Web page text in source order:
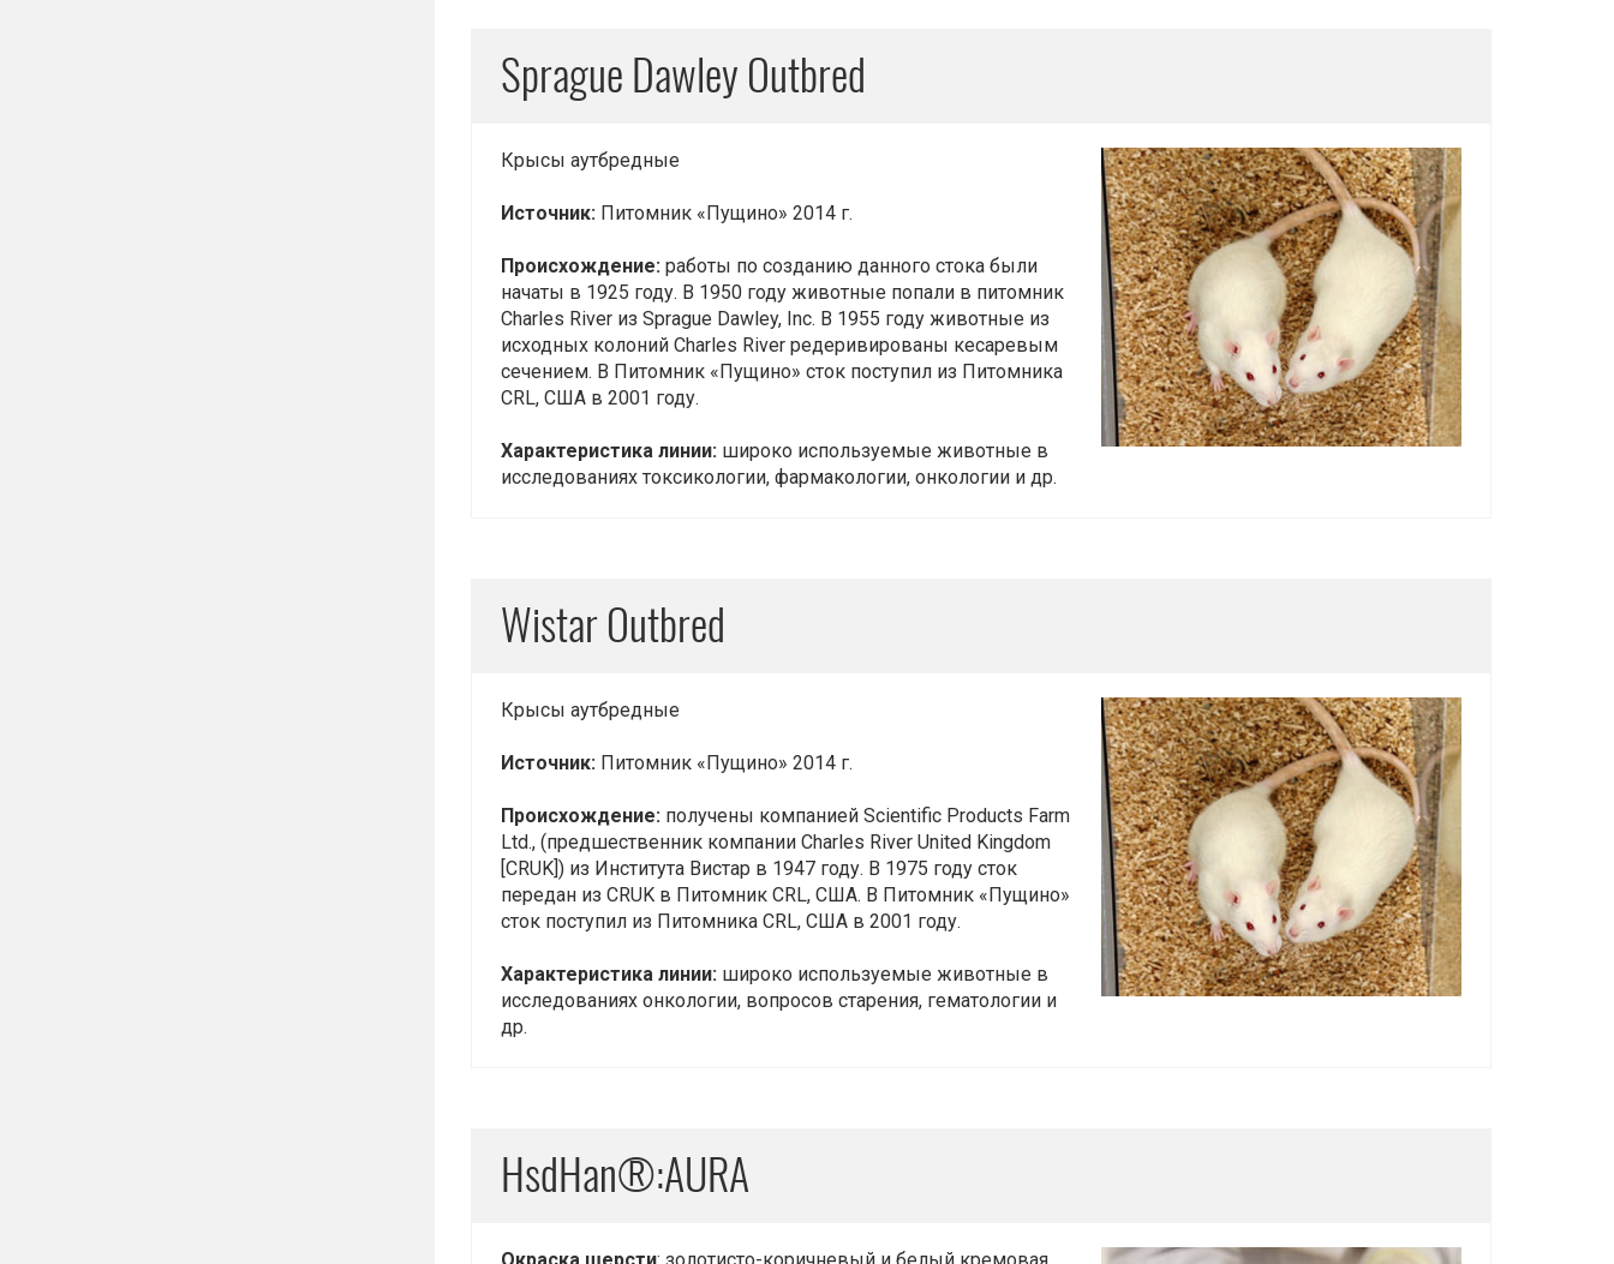
Sprague Dawley Outbred
Крысы аутбредные
Источник: Питомник «Пущино» 2014 г.
Происхождение: работы по созданию данного стока были
начаты в 1925 году. В 1950 году животные попали в питомник
Charles River из Sprague Dawley, Inc. В 1955 году животные из
исходных колоний Charles River редеривированы кесаревым
сечением. В Питомник «Пущино» сток поступил из Питомника
CRL, США в 2001 году.
Характеристика линии: широко используемые животные в
исследованиях токсикологии, фармакологии, онкологии и др.
Wistar Outbred
Крысы аутбредные
Источник: Питомник «Пущино» 2014 г.
Происхождение: получены компанией Scientific Products Farm
Ltd., (предшественник компании Charles River United Kingdom
[CRUK]) из Института Вистар в 1947 году. В 1975 году сток
передан из CRUK в Питомник CRL, США. В Питомник «Пущино»
сток поступил из Питомника CRL, США в 2001 году.
Характеристика линии: широко используемые животные в
исследованиях онкологии, вопросов старения, гематологии и
др.
HsdHan®:AURA